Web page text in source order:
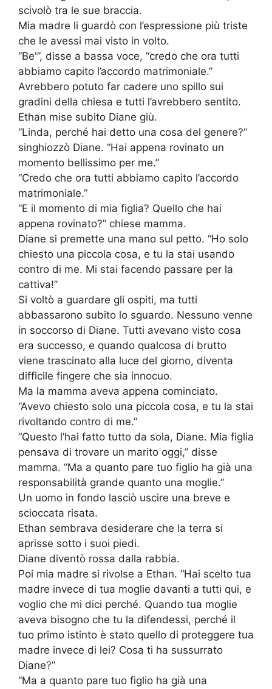
scivolò tra le sue braccia.
Mia madre li guardò con l’espressione più triste
che le avessi mai visto in volto.
“Be'”, disse a bassa voce, “credo che ora tutti
abbiamo capito l’accordo matrimoniale.”
Avrebbero potuto far cadere uno spillo sui
gradini della chiesa e tutti l’avrebbero sentito.
Ethan mise subito Diane giù.
“Linda, perché hai detto una cosa del genere?”
singhiozzò Diane. “Hai appena rovinato un
momento bellissimo per me.”
“Credo che ora tutti abbiamo capito l’accordo
matrimoniale.”
“E il momento di mia figlia? Quello che hai
appena rovinato?” chiese mamma.
Diane si premette una mano sul petto. “Ho solo
chiesto una piccola cosa, e tu la stai usando
contro di me. Mi stai facendo passare per la
cattiva!”
Si voltò a guardare gli ospiti, ma tutti
abbassarono subito lo sguardo. Nessuno venne
in soccorso di Diane. Tutti avevano visto cosa
era successo, e quando qualcosa di brutto
viene trascinato alla luce del giorno, diventa
difficile fingere che sia innocuo.
Ma la mamma aveva appena cominciato.
“Avevo chiesto solo una piccola cosa, e tu la stai
rivoltando contro di me.”
“Questo l’hai fatto tutto da sola, Diane. Mia figlia
pensava di trovare un marito oggi,” disse
mamma. “Ma a quanto pare tuo figlio ha già una
responsabilità grande quanto una moglie.”
Un uomo in fondo lasciò uscire una breve e
scioccata risata.
Ethan sembrava desiderare che la terra si
aprisse sotto i suoi piedi.
Diane diventò rossa dalla rabbia.
Poi mia madre si rivolse a Ethan. “Hai scelto tua
madre invece di tua moglie davanti a tutti qui, e
voglio che mi dici perché. Quando tua moglie
aveva bisogno che tu la difendessi, perché il
tuo primo istinto è stato quello di proteggere tua
madre invece di lei? Cosa ti ha sussurrato
Diane?”
“Ma a quanto pare tuo figlio ha già una